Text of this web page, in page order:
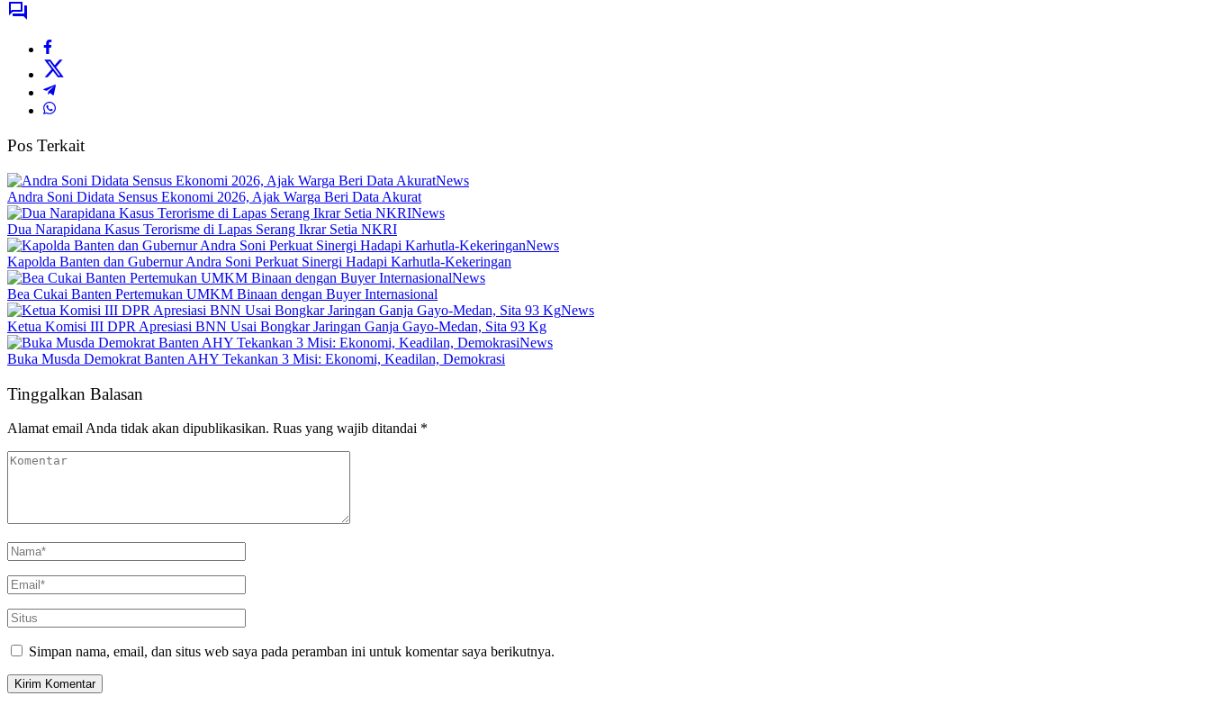
Pos Terkait
News
Andra Soni Didata Sensus Ekonomi 2026, Ajak Warga Beri Data Akurat
News
Dua Narapidana Kasus Terorisme di Lapas Serang Ikrar Setia NKRI
News
Kapolda Banten dan Gubernur Andra Soni Perkuat Sinergi Hadapi Karhutla-Kekeringan
News
Bea Cukai Banten Pertemukan UMKM Binaan dengan Buyer Internasional
News
Ketua Komisi III DPR Apresiasi BNN Usai Bongkar Jaringan Ganja Gayo-Medan, Sita 93 Kg
News
Buka Musda Demokrat Banten AHY Tekankan 3 Misi: Ekonomi, Keadilan, Demokrasi
Tinggalkan Balasan
Alamat email Anda tidak akan dipublikasikan. Ruas yang wajib ditandai *
Simpan nama, email, dan situs web saya pada peramban ini untuk komentar saya berikutnya.